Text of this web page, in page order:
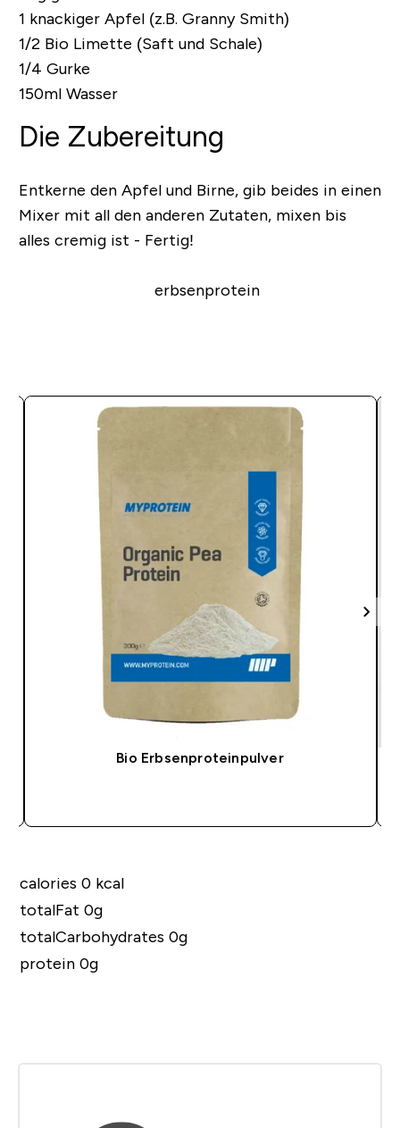
1 knackiger Apfel (z.B. Granny Smith)
1/2 Bio Limette (Saft und Schale)
1/4 Gurke
150ml Wasser
Die Zubereitung
Entkerne den Apfel und Birne, gib beides in einen
Mixer mit all den anderen Zutaten, mixen bis
alles cremig ist - Fertig!
Bio Erbsenproteinpulver
calories 0 kcal
totalFat 0g
totalCarbohydrates 0g
protein 0g